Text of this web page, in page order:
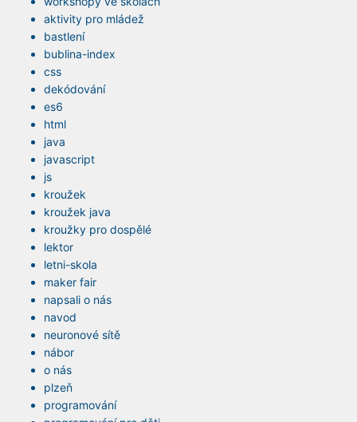
aktivity pro mládež
bastlení
bublina-index
css
dekódování
es6
html
java
javascript
js
kroužek
kroužek java
kroužky pro dospělé
lektor
letni-skola
maker fair
napsali o nás
navod
neuronové sítě
nábor
o nás
plzeň
programování